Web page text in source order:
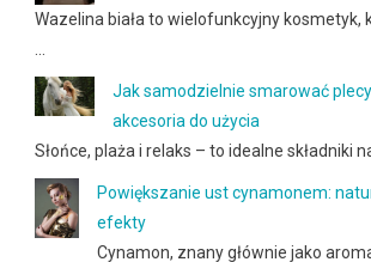
Wazelina biała to wielofunkcyjny kosmetyk,
Jak samodzielnie smarować
akcesoria do użycia
Słońce, plaża i relaks – to idealne składniki
Powiększanie ust cynamonem:
efekty
Cynamon, znany głównie jako